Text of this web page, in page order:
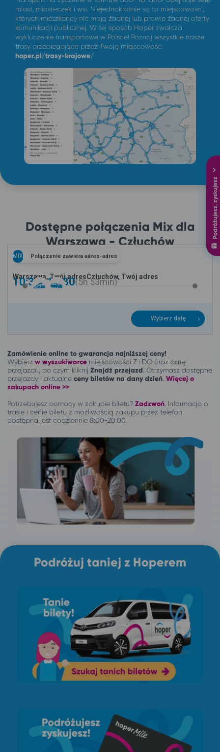
Podróżujesz, zyskujesz
miast, miasteczek i wsi. Niejednokrotnie są to miejscowości,
których mieszkańcy nie mają żadnej lub prawie żadnej oferty
komunikacji publicznej. W tej sposób Hoper zwalcza
wykluczenie transportowe w Polsce! Poznaj wszystkie nasze
trasy przebiegające przez Twoją miejscowość:
hoper.pl/trasy-krajowe/
Dostępne połączenia Mix dla
Warszawa - Człuchów
MIX Połączenie zawiera adres-adres
Warszawa, Twój adresCzłuchów, Twój adres
10:37 -16:30 5h53min
Wybierz datę
Zamówienie online to gwarancja najniższej ceny!
Wybierz w wyszukiwarce miejscowości Z i DO oraz datę
przejazdu, po czym kliknij Znajdź przejazd . Otrzymasz dostępne
przejazdy i aktualne ceny biletów na dany dzień Więcej o
zakupach online >>
Potrzebujesz pomocy w zakupie biletu? Zadzwoń Informacja o
trasie i cenie biletu z możliwością zakupu przez telefon
dostępna jest codziennie 8:00-20:00.
Podróżuj taniej z Hoperem